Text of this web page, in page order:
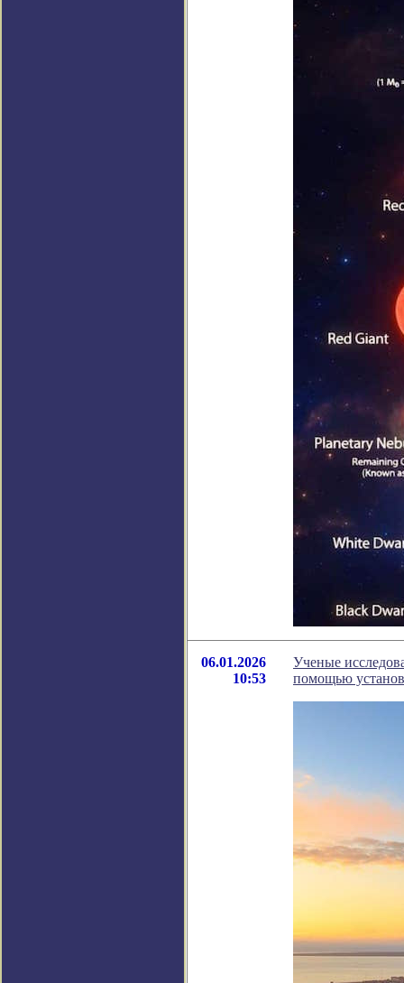
06.01.2026
10:53
Ученые
помощью